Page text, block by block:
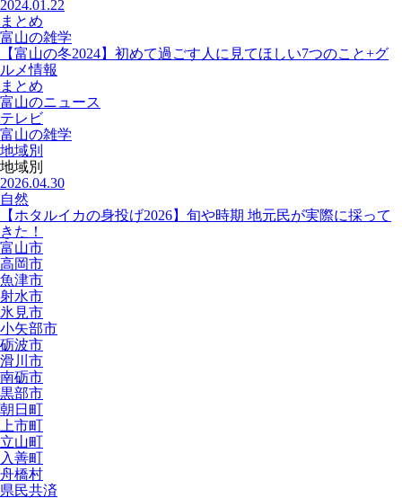
2024.01.22
まとめ
富山の雑学
【富山の冬2024】初めて過ごす人に見てほしい7つのこと+グ
ルメ情報
まとめ
富山のニュース
テレビ
富山の雑学
地域別
地域別
2026.04.30
自然
【ホタルイカの身投げ2026】旬や時期 地元民が実際に採って
きた！
富山市
高岡市
魚津市
射水市
氷見市
小矢部市
砺波市
滑川市
南砺市
黒部市
朝日町
上市町
立山町
入善町
舟橋村
県民共済